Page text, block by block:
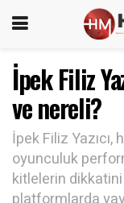
İpek Filiz
ve nereli?
İpek Filiz Yazıcı,
oyunculuk
kitlelerin